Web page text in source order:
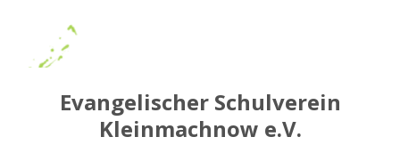
Evangelischer Schulverein
Kleinmachnow e.V.